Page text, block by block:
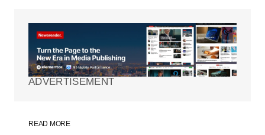
Tu dirección de correo electrónico no será
Los campos obligatorios están
marcados con*
ADVERTISEMENT
READ MORE